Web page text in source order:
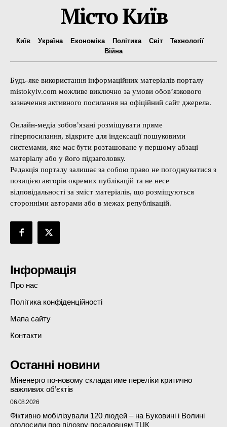
Місто Київ
Київ Україна Економіка Політика Світ
Технології
Війна
Будь-яке використання інформаційних матеріалів порталу
mistokyiv.com можливе виключно за умови обов’язкового
зазначення активного посилання на офіційний сайт джерела.
Онлайн-медіа зобов’язані розміщувати пряме
гіперпосилання, відкрите для індексації пошуковими
системами, яке має бути розташоване у першому абзаці
матеріалу або у його підзаголовку.
Редакція порталу залишає за собою право не погоджуватися з
позицією авторів окремих публікацій та не несе
відповідальності за зміст матеріалів, що розміщуються
сторонніми авторами або в межах републікацій.
Інформація
Про нас
Політика конфіденційності
Мапа сайту
Контакти
Останні новини
Міненерго по-новому складатиме переліки критично
важливих об’єктів
06.08.2026
Фіктивно мобілізували 120 людей – на Буковині і Волині
оголосили про підозру посадовцям ТЦК